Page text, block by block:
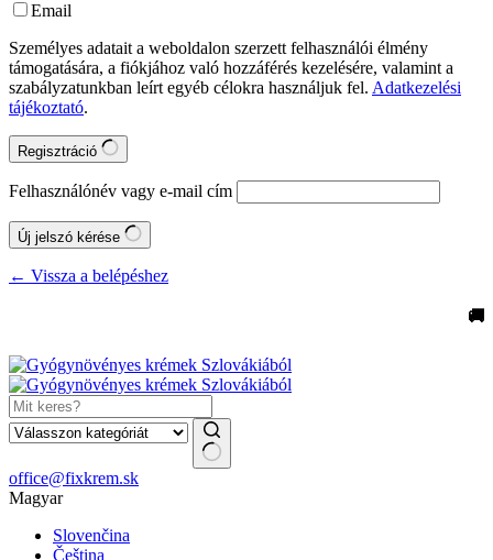
Email
Személyes adatait a weboldalon szerzett felhasználói élmény
támogatására, a fiókjához való hozzáférés kezelésére, valamint a
szabályzatunkban leírt egyéb célokra használjuk fel. Adatkezelési
tájékoztató.
Regisztráció
Felhasználónév vagy e-mail cím
Új jelszó kérése
← Vissza a belépéshez
🚚
No
results
office@fixkrem.sk
Magyar
Slovenčina
Čeština